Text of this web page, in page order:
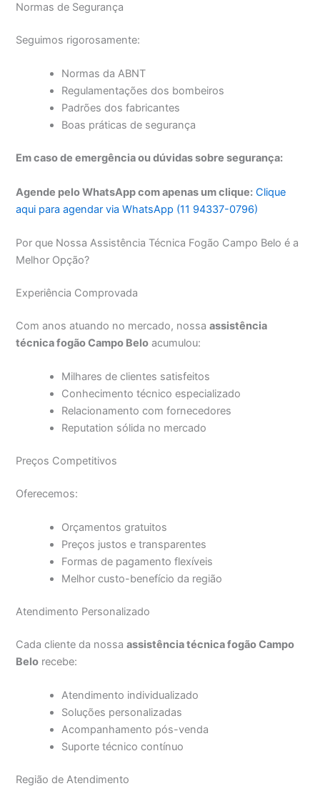
Normas de Segurança
Seguimos rigorosamente:
Normas da ABNT
Regulamentações dos bombeiros
Padrões dos fabricantes
Boas práticas de segurança
Em caso de emergência ou dúvidas sobre segurança:
Agende pelo WhatsApp com apenas um clique: Clique
aqui para agendar via WhatsApp (11 94337-0796)
Por que Nossa Assistência Técnica Fogão Campo Belo é a
Melhor Opção?
Experiência Comprovada
Com anos atuando no mercado, nossaassistência
técnica fogão Campo Belo acumulou:
Milhares de clientes satisfeitos
Conhecimento técnico especializado
Relacionamento com fornecedores
Reputation sólida no mercado
Preços Competitivos
Oferecemos:
Orçamentos gratuitos
Preços justos e transparentes
Formas de pagamento flexíveis
Melhor custo-benefício da região
Atendimento Personalizado
Cada cliente da nossaassistência técnica fogão Campo
Belo recebe:
Atendimento individualizado
Soluções personalizadas
Acompanhamento pós-venda
Suporte técnico contínuo
Região de Atendimento